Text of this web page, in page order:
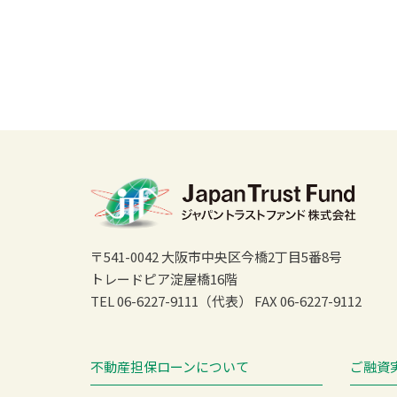
〒541-0042 大阪市中央区今橋2丁目5番8号
トレードピア淀屋橋16階
TEL 06-6227-9111（代表）
FAX 06-6227-9112
不動産担保ローンについて ご融資